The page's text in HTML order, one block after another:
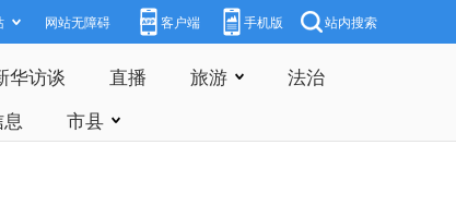
网站无障碍 客户端 手机版 站内搜索
华访谈 直播 旅游
法治
市县